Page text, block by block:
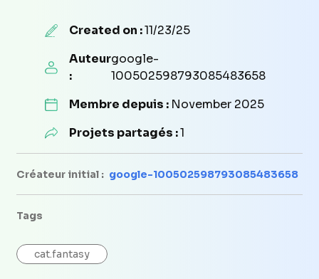
Created on :11/23/25
Auteur
:
google-
100502598793085483658
Membre depuis : November 2025
Projets partagés :1
Créateur initial : google-100502598793085483658
Tags
cat.fantasy